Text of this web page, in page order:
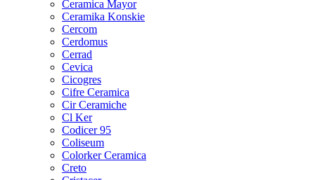
Ceramica Mayor
Ceramika Konskie
Cercom
Cerdomus
Cerrad
Cevica
Cicogres
Cifre Ceramica
Cir Ceramiche
Cl Ker
Codicer 95
Coliseum
Colorker Ceramica
Creto